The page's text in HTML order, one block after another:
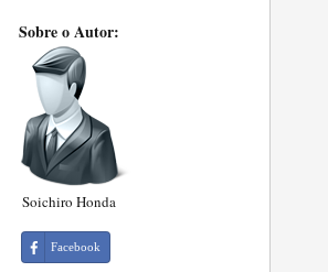
Sobre o Autor:
Soichiro Honda
Facebook